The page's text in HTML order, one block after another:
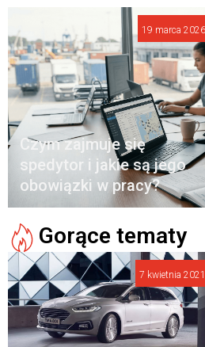
Czym zajmuje się
spedytor i jakie są jego
obowiązki w pracy?
19 marca 2026
Gorące tematy
7 kwietnia 2021